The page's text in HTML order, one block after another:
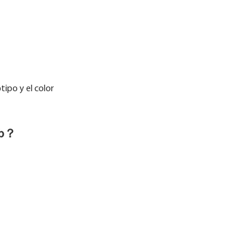
y el color
？